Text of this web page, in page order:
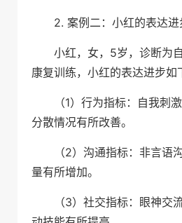
2. 案例二：小红的表达进
小红，女，5岁，诊断为
康复训练，小红的表达进步如
（1）行为指标：自我刺
分散情况有所改善。
（2）沟通指标：非言语
量有所增加。
（3）社交指标：眼神交